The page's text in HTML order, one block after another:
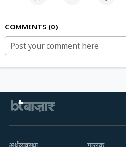
COMMENTS 0
अर्थव्यवस्था गुल्लक